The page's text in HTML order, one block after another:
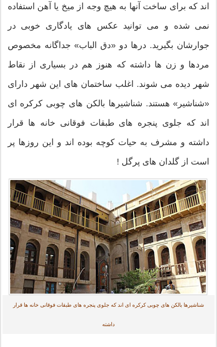
اند که برای ساخت آنها به هیچ وجه از میخ یا آهن استفاده
نمی شده و می توانید عکس های یادگاری خوبی در
جوارشان بگیرید. درها دو «دق الباب» جداگانه مخصوص
مردها و زن ها داشته که هنوز هم در بسیاری از نقاط
شهر دیده می شوند. اغلب ساختمان های این شهر دارای
«شناشیر» هستند. شناشیرها بالکن های چوبی کرکره ای
اند که جلوی پنجره های طبقات فوقانی خانه ها قرار
داشته و مشرف به حیات کوچه بوده اند و این روزها پر
است از گلدان های پرگل !
شناشیرها بالکن های چوبی کرکره ای اند که جلوی پنجره های طبقات فوقانی خانه ها قرار
داشته